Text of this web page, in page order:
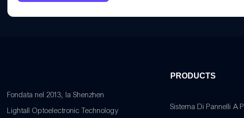
Fondata nel 2013, la Shenzhen
Lightall Optoelectronic Technology
PRODUCTS
Sistema Di Pannelli A